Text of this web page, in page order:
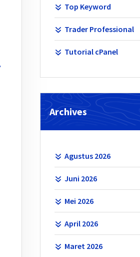
Top Keyword
Trader Professional
Tutorial cPanel
Archives
Agustus 2026
Juni 2026
Mei 2026
April 2026
Maret 2026